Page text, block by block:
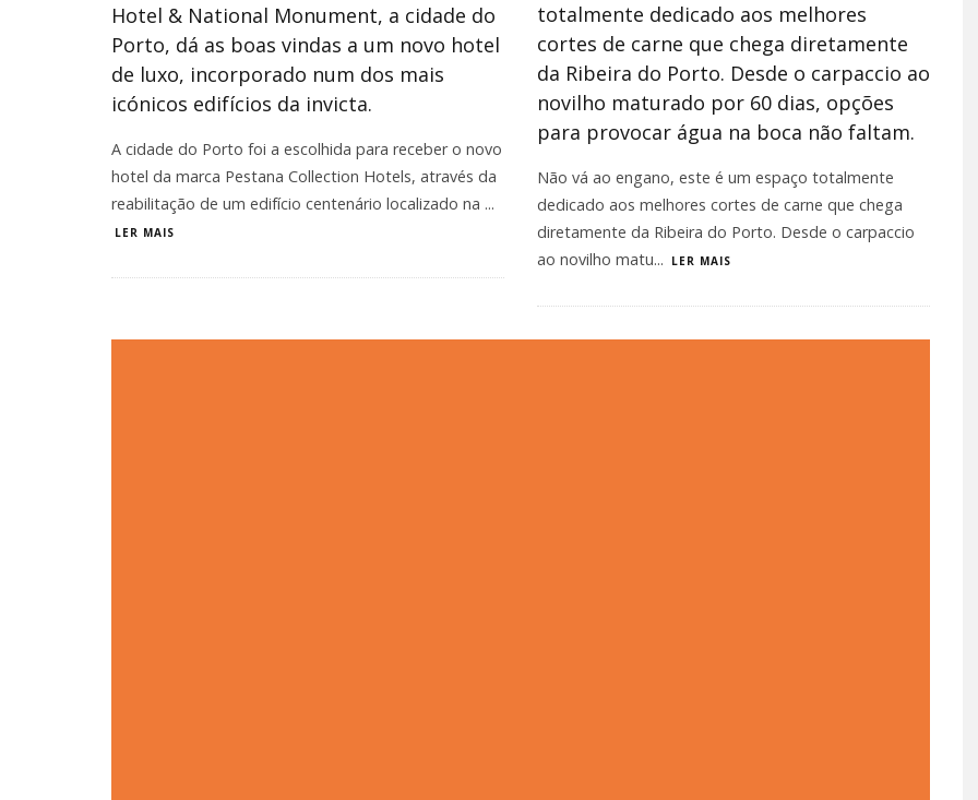
Hotel & National Monument, a cidade do
Porto, dá as boas vindas a um novo hotel
de luxo, incorporado num dos mais
icónicos edifícios da invicta.
A cidade do Porto foi a escolhida para receber o novo
hotel da marca Pestana Collection Hotels, através da
reabilitação de um edifício centenário localizado na ...
LER MAIS
totalmente dedicado aos melhores
cortes de carne que chega diretamente
da Ribeira do Porto. Desde o carpaccio ao
novilho maturado por 60 dias, opções
para provocar água na boca não faltam.
Não vá ao engano, este é um espaço totalmente
dedicado aos melhores cortes de carne que chega
diretamente da Ribeira do Porto. Desde o carpaccio
ao novilho matu... LER MAIS